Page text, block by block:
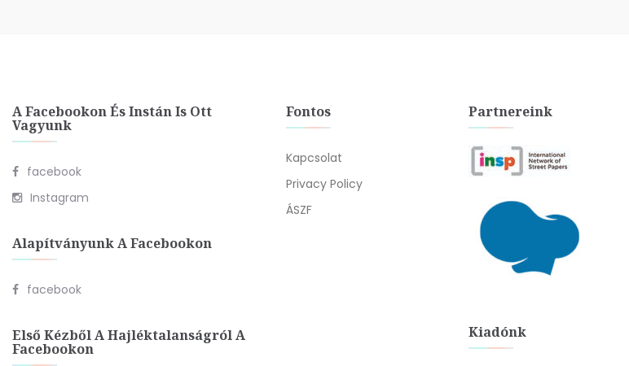
A Facebookon És Instán Is Ott
Vagyunk
facebook
Instagram
Alapítványunk A Facebookon
facebook
Első Kézből A Hajléktalanságról A
Facebookon
Fontos
Kapcsolat
Privacy Policy
ÁSZF
Partnereink
Kiadónk